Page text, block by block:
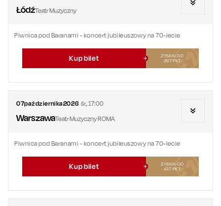
ŁódźTeatr Muzyczny
Piwnica pod Baranami - koncert jubileuszowy na 70-lecie
Kup bilet
ZYSKAJ OD
297PKT
07października2026 śr.,17:00
WarszawaTeatr Muzyczny ROMA
Piwnica pod Baranami - koncert jubileuszowy na 70-lecie
Kup bilet
ZYSKAJ OD
417 PKT